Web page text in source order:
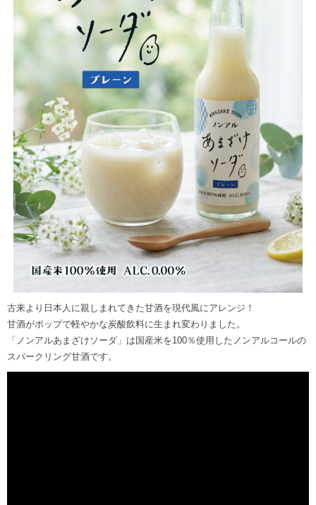
古来より日本人に親しまれてきた甘酒を現代風にアレンジ！
甘酒がポップで軽やかな炭酸飲料に生まれ変わりました。
「ノンアルあまざけソーダ」は国産米を100％使用したノンアルコールの
スパークリング甘酒です。